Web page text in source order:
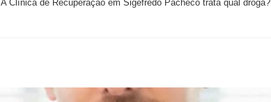
A Clínica de Recuperação em Sigefredo Pacheco trata qual droga?